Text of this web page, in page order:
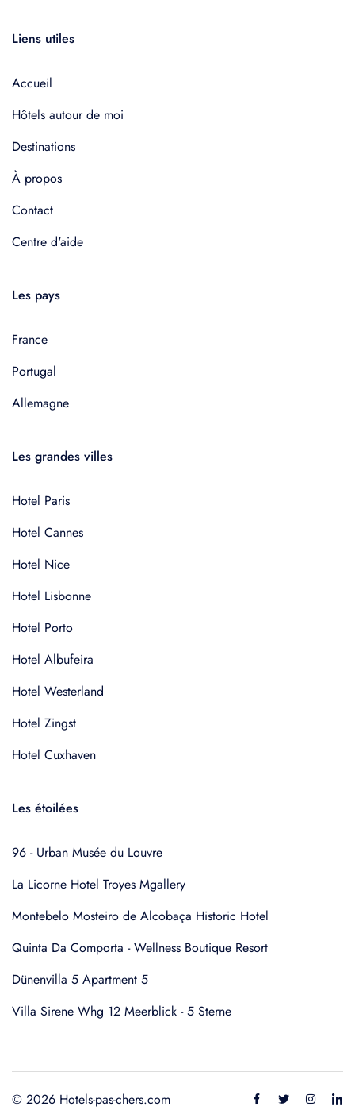
Liens utiles
Accueil
Hôtels autour de moi
Destinations
À propos
Contact
Centre d'aide
Les pays
France
Portugal
Allemagne
Les grandes villes
Hotel Paris
Hotel Cannes
Hotel Nice
Hotel Lisbonne
Hotel Porto
Hotel Albufeira
Hotel Westerland
Hotel Zingst
Hotel Cuxhaven
Les étoilées
96 - Urban Musée du Louvre
La Licorne Hotel Troyes Mgallery
Montebelo Mosteiro de Alcobaça Historic Hotel
Quinta Da Comporta - Wellness Boutique Resort
Dünenvilla 5 Apartment 5
Villa Sirene Whg 12 Meerblick - 5 Sterne
© 2026 Hotels-pas-chers.com